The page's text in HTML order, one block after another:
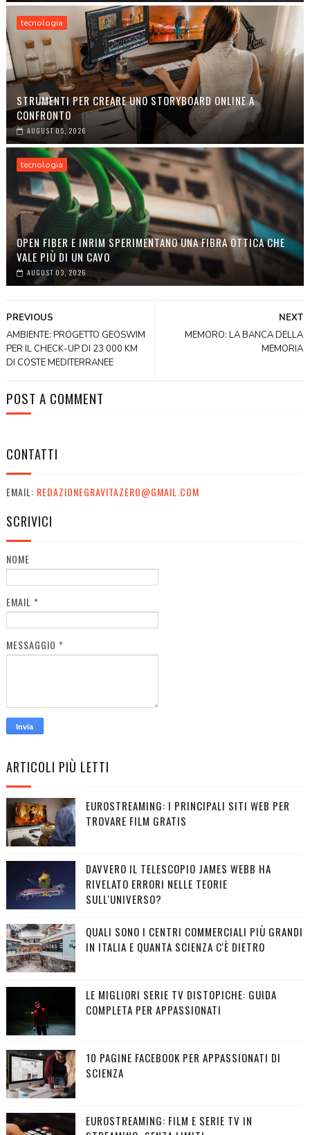
tecnologia
STRUMENTI PER CREARE UNO STORYBOARD ONLINE A
CONFRONTO
AUGUST 05, 2026
tecnologia
OPEN FIBER E INRIM SPERIMENTANO UNA FIBRA OTTICA CHE
VALE PIÙ DI UN CAVO
AUGUST 03, 2026
NEXT
MEMORO: LA BANCA DELLA
MEMORIA
PREVIOUS
AMBIENTE: PROGETTO GEOSWIM
PER IL CHECK-UP DI 23 000 KM
DI COSTE MEDITERRANEE
POST A COMMENT
CONTATTI
EMAIL: REDAZIONEGRAVITAZERO@GMAIL.COM
SCRIVICI
NOME
EMAIL *
MESSAGGIO *
ARTICOLI PIÙ LETTI
EUROSTREAMING: I PRINCIPALI SITI WEB PER
TROVARE FILM GRATIS
DAVVERO IL TELESCOPIO JAMES WEBB HA
RIVELATO ERRORI NELLE TEORIE
SULL'UNIVERSO?
QUALI SONO I CENTRI COMMERCIALI PIÙ GRANDI
IN ITALIA E QUANTA SCIENZA C'È DIETRO
LE MIGLIORI SERIE TV DISTOPICHE: GUIDA
COMPLETA PER APPASSIONATI
10 PAGINE FACEBOOK PER APPASSIONATI DI
SCIENZA
EUROSTREAMING: FILM E SERIE TV IN